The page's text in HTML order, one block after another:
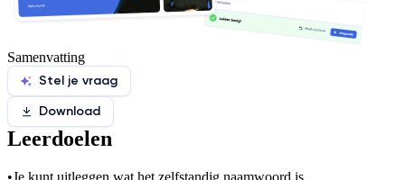
Samenvatting
Stel je vraag
Download
Leerdoelen
•Je kunt uitleggen wat het zelfstandig naamwoord is.